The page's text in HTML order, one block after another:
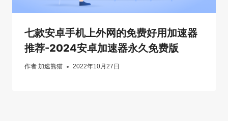
七款安卓手机上外网的免费好用加速器
推荐-2024安卓加速器永久免费版
作者 加速熊猫 2022年10月27日